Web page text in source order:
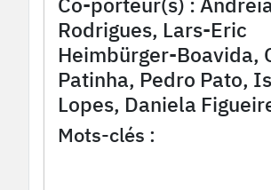
Rodrigues, Lars-Eric
Heimbürger-Boavida,
Patinha, Pedro Pato,
Lopes, Daniela
Mots-clés :